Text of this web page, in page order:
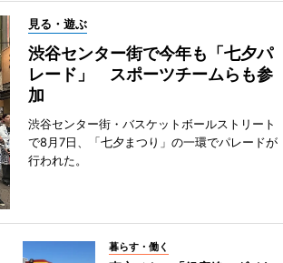
見る・遊ぶ
渋谷センター街で今年も「七夕パ
レード」 スポーツチームらも参
加
渋谷センター街・バスケットボールストリート
で8月7日、「七夕まつり」の一環でパレードが
行われた。
暮らす・働く